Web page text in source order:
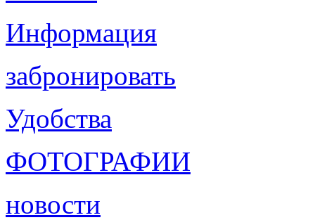
Информация
забронировать
Удобства
ФОТОГРАФИИ
новости